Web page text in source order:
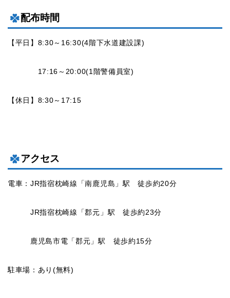
配布時間
【平日】8:30～16:30(4階下水道建設課)
17:16～20:00(1階警備員室)
【休日】8:30～17:15
アクセス
電車：JR指宿枕崎線「南鹿児島」駅 徒歩約20分
JR指宿枕崎線「郡元」駅 徒歩約23分
鹿児島市電「郡元」駅 徒歩約15分
駐車場：あり(無料)